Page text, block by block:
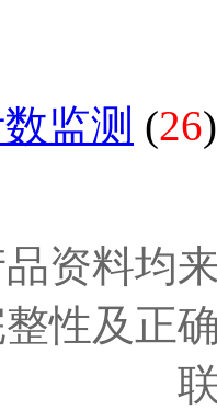
监测 (26)
资料均
性及正